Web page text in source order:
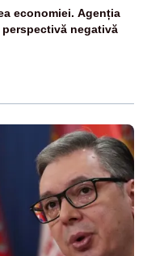
economiei. Agenția
negativă